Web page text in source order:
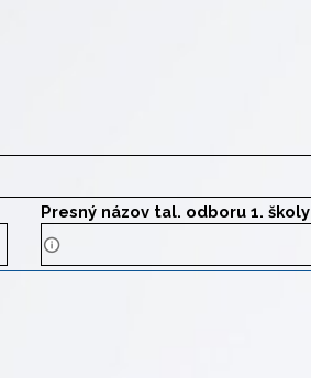
Presný názov tal. odboru 1. školy
Presný názov tal. odboru 1. školy